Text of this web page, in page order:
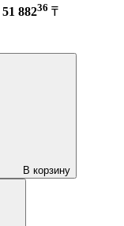
51 88236 ₸
В корзину